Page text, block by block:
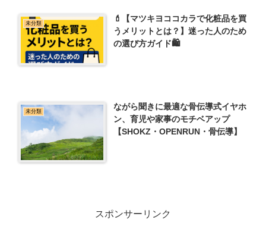
未分類
💄【マツキヨココカラで化粧品を買
うメリットとは？】迷った人のため
の選び方ガイド🛍️
未分類
ながら聞きに最適な骨伝導式イヤホ
ン、育児や家事のモチベアップ
【SHOKZ・OPENRUN・骨伝導】
スポンサーリンク